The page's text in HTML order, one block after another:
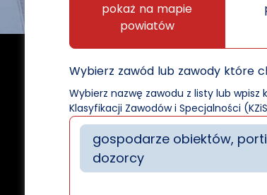
pokaż na mapie
powiatów
Wybierz zawód lub zawody które
Wybierz nazwę zawodu z listy lub wpisz
Klasyfikacji Zawodów i Specjalności
gospodarze obiektów,
dozorcy